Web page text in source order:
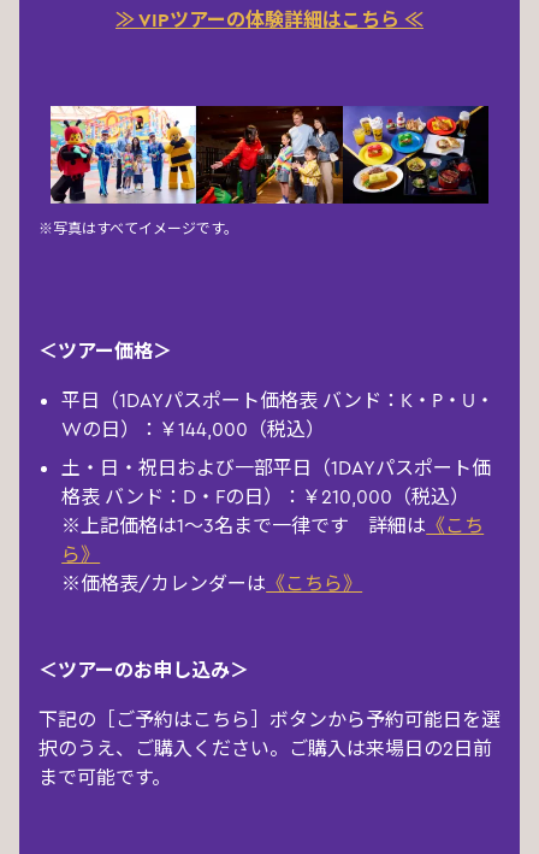
≫ VIPツアーの体験詳細はこちら ≪
※写真はすべてイメージです。
＜ツアー価格＞
平日（1DAYパスポート価格表 バンド：K・P・U・
Wの日）：￥144,000（税込）
土・日・祝日および一部平日（1DAYパスポート価
格表 バンド：D・Fの日）：￥210,000（税込）
※上記価格は1～3名まで一律です 詳細は 《こち
ら》
※価格表/カレンダーは 《こちら》
＜ツアーのお申し込み＞
下記の［ご予約はこちら］ボタンから予約可能日を選
択のうえ、ご購入ください。ご購入は来場日の2日前
まで可能です。